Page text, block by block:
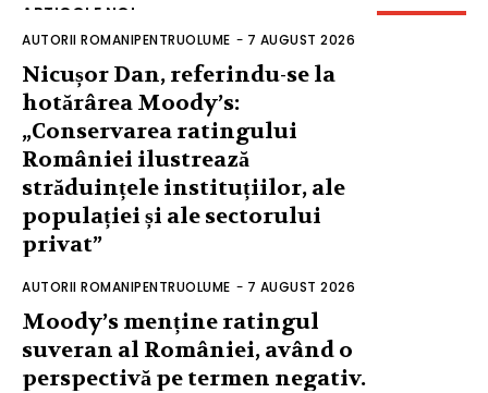
ARTICOLE NOI
AUTORII ROMANIPENTRUOLUME - 7 AUGUST 2026
Nicușor Dan, referindu-se la
hotărârea Moody’s:
„Conservarea ratingului
României ilustrează
străduințele instituțiilor, ale
populației și ale sectorului
privat”
AUTORII ROMANIPENTRUOLUME - 7 AUGUST 2026
Moody’s menține ratingul
suveran al României, având o
perspectivă pe termen negativ.